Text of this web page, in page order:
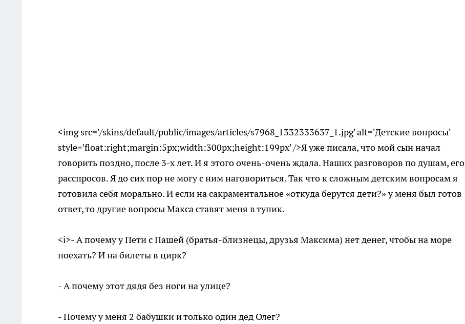
<img src='/skins/default/public/images/articles/s7968_1332333637_1.jpg' alt='Детские вопросы'
style='float:right;margin:5px;width:300px;height:199px' />Я уже писала, что мой сын начал
говорить поздно, после 3-х лет. И я этого очень-очень ждала. Наших разговоров по душам, его
расспросов. Я до сих пор не могу с ним наговориться. Так что к сложным детским вопросам я
готовила себя морально. И если на сакраментальное «откуда берутся дети?» у меня был готов
ответ, то другие вопросы Макса ставят меня в тупик.
<i>- А почему у Пети с Пашей (братья-близнецы, друзья Максима) нет денег, чтобы на море
поехать? И на билеты в цирк?
- А почему этот дядя без ноги на улице?
- Почему у меня 2 бабушки и только один дед Олег?